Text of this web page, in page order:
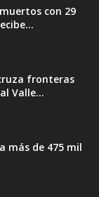
con 29
fronteras
Valle...
más de 475 mil